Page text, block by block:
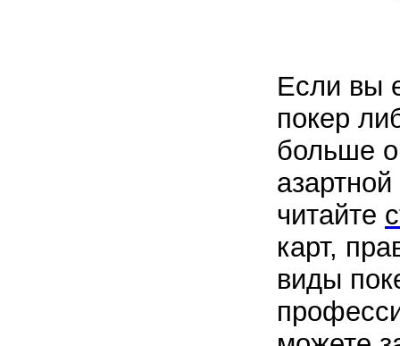
Если вы
покер
больше
азартной
читайте
карт,
виды